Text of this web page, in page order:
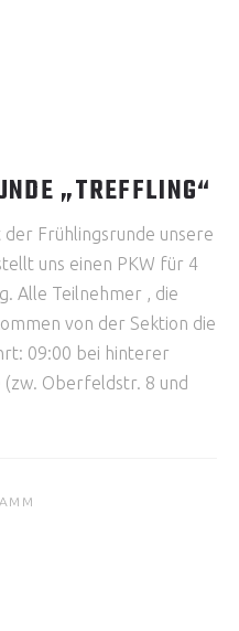
„TREFFLING“
Frühlingsrunde unsere
uns einen PKW für 4
Alle Teilnehmer , die
von der Sektion die
09:00 bei hinterer
(zw. Oberfeldstr. 8 und